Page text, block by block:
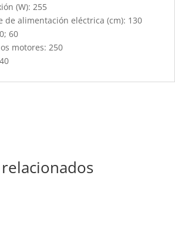
(W): 255
de alimentación eléctrica (cm): 130
60
motores: 250